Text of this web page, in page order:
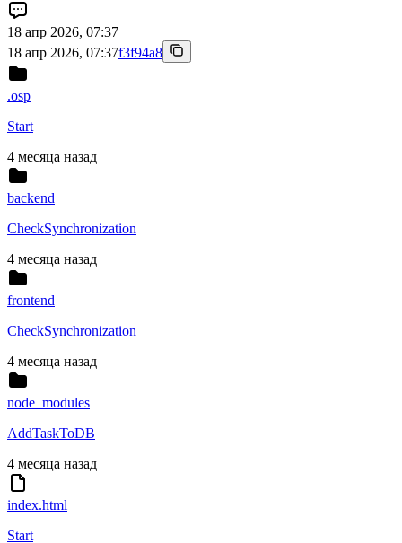
18 апр 2026, 07:37
18 апр 2026, 07:37f3f94a8
.osp
Start
4 месяца назад
backend
CheckSynchronization
4 месяца назад
frontend
CheckSynchronization
4 месяца назад
node_modules
AddTaskToDB
4 месяца назад
index.html
Start